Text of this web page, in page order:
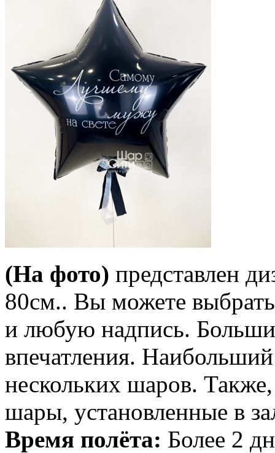
(На фото) представлен
80см.. Вы можете
и любую надпись.
впечатления. Наибольший
нескольких шаров.
шары, установленные в
Время полёта: Более 2